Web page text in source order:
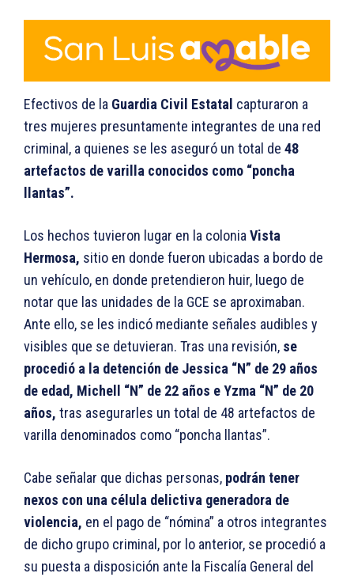
Efectivos de la Guardia Civil Estatal capturaron a
tres mujeres presuntamente integrantes de una red
criminal, a quienes se les aseguró un total de 48
artefactos de varilla conocidos como “poncha
llantas”.
Los hechos tuvieron lugar en la colonia Vista
Hermosa, sitio en donde fueron ubicadas a bordo de
un vehículo, en donde pretendieron huir, luego de
notar que las unidades de la GCE se aproximaban.
Ante ello, se les indicó mediante señales audibles y
visibles que se detuvieran. Tras una revisión, se
procedió a la detención de Jessica “N” de 29 años
de edad, Michell “N” de 22 años e Yzma “N” de 20
años, tras asegurarles un total de 48 artefactos de
varilla denominados como “poncha llantas”.
Cabe señalar que dichas personas, podrán tener
nexos con una célula delictiva generadora de
violencia, en el pago de “nómina” a otros integrantes
de dicho grupo criminal, por lo anterior, se procedió a
su puesta a disposición ante la Fiscalía General del